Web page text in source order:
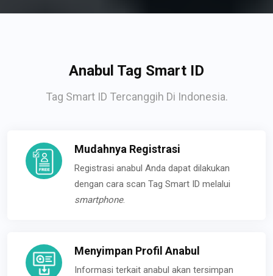
Anabul Tag Smart ID
Tag Smart ID Tercanggih Di Indonesia.
Mudahnya Registrasi
Registrasi anabul Anda dapat dilakukan
dengan cara scan Tag Smart ID melalui
smartphone.
Menyimpan Profil Anabul
Informasi terkait anabul akan tersimpan